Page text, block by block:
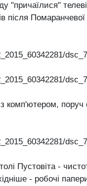
"причаїлися"
після Помаранчевої
з комп'ютером, поруч
Пустовіта -
- робочі